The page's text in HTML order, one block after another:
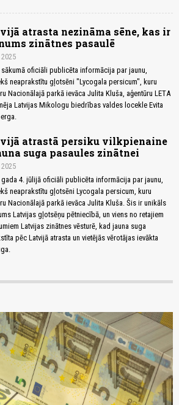
atrasta nezināma sēne, kas ir
zinātnes pasaulē
oficiāli publicēta informācija par jaunu,
neaprakstītu gļotsēni "Lycogala persicum", kuru
Nacionālajā parkā ievāca Julita Kluša, aģentūru LETA
Latvijas Mikologu biedrības valdes locekle Evita
atrastā persiku vilkpienaine
suga pasaules zinātnei
gada 4. jūlijā oficiāli publicēta informācija par jaunu,
neaprakstītu gļotsēni Lycogala persicum, kuru
Nacionālajā parkā ievāca Julita Kluša. Šis ir unikāls
Latvijas gļotsēņu pētniecībā, un viens no retajiem
Latvijas zinātnes vēsturē, kad jauna suga
pēc Latvijā atrasta un vietējās vērotājas ievākta